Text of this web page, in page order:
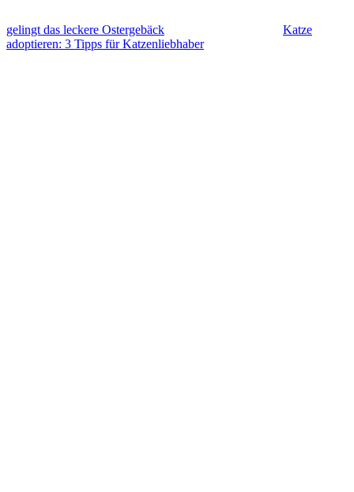
gelingt das leckere Ostergebäck
Katze
adoptieren: 3 Tipps für Katzenliebhaber